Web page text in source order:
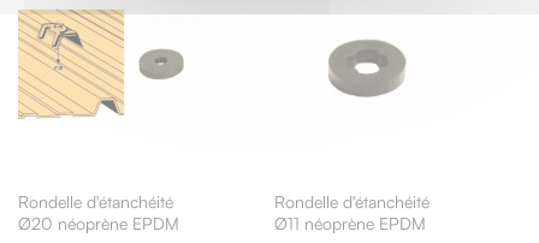
Rondelle d'étanchéité
Ø20 néoprène EPDM
Rondelle d'étanchéité
Ø11 néoprène EPDM